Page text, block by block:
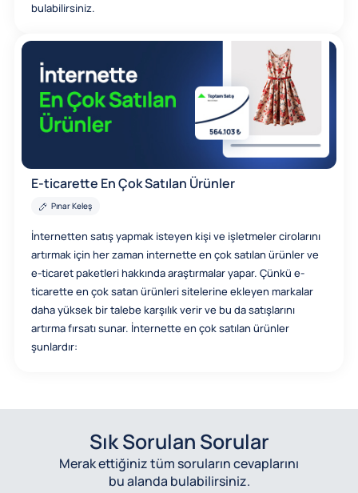
bulabilirsiniz.
E-ticarette En Çok Satılan Ürünler
Pınar Keleş
İnternetten satış yapmak isteyen kişi ve işletmeler cirolarını
artırmak için her zaman internette en çok satılan ürünler ve
e-ticaret paketleri hakkında araştırmalar yapar. Çünkü e-
ticarette en çok satan ürünleri sitelerine ekleyen markalar
daha yüksek bir talebe karşılık verir ve bu da satışlarını
artırma fırsatı sunar. İnternette en çok satılan ürünler
şunlardır:
Sık Sorulan Sorular
Merak ettiğiniz tüm soruların cevaplarını
bu alanda bulabilirsiniz.